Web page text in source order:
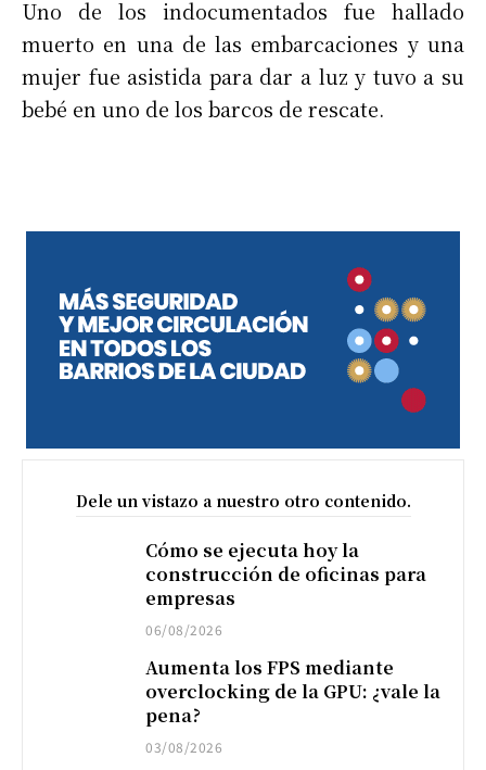
Uno de los indocumentados fue hallado
muerto en una de las embarcaciones y una
mujer fue asistida para dar a luz y tuvo a su
bebé en uno de los barcos de rescate.
Dele un vistazo a nuestro otro contenido.
Cómo se ejecuta hoy la
construcción de oficinas para
empresas
06/08/2026
Aumenta los FPS mediante
overclocking de la GPU: ¿vale la
pena?
03/08/2026